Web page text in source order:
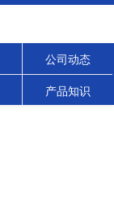
公司动态
产品知识